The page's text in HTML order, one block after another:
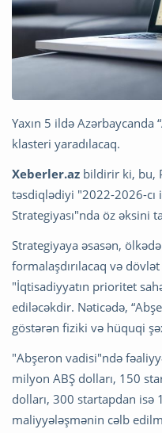
Yaxın 5 ildə Azərbaycanda
klasteri yaradılacaq.
Xeberler.az bildirir ki, bu,
təsdiqlədiyi "2022-2026-
Strategiyası"nda öz əksini
Strategiyaya əsasən,
formalaşdırılacaq və
"İqtisadiyyatın prioritet
ediləcəkdir. Nəticədə,
göstərən fiziki və hüquqi
"Abşeron vadisi"ndə
milyon ABŞ dolları, 150
dolları, 300 startapdan isə
maliyyələşmənin cəlb